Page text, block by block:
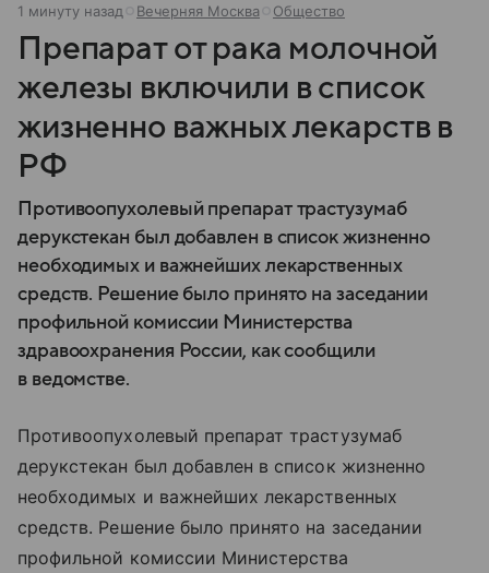
1 минуту назад Вечерняя Москва Общество
Препарат от рака молочной
железы включили в список
жизненно важных лекарств в
РФ
Противоопухолевый препарат трастузумаб
дерукстекан был добавлен в список жизненно
необходимых и важнейших лекарственных
средств. Решение было принято на заседании
профильной комиссии Министерства
здравоохранения России, как сообщили
в ведомстве.
Противоопухолевый препарат трастузумаб
дерукстекан был добавлен в список жизненно
необходимых и важнейших лекарственных
средств. Решение было принято на заседании
профильной комиссии Министерства